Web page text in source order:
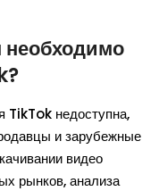
необходимо
TikTok недоступна,
и зарубежные
видео
рынков, анализа